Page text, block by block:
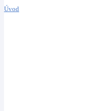
Úvod